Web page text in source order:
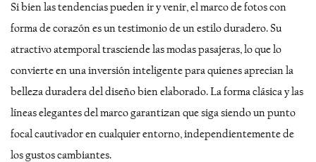
Si bien las tendencias pueden ir y venir, el marco de fotos con
forma de corazón es un testimonio de un estilo duradero. Su
atractivo atemporal trasciende las modas pasajeras, lo que lo
convierte en una inversión inteligente para quienes aprecian la
belleza duradera del diseño bien elaborado. La forma clásica y las
líneas elegantes del marco garantizan que siga siendo un punto
focal cautivador en cualquier entorno, independientemente de
los gustos cambiantes.